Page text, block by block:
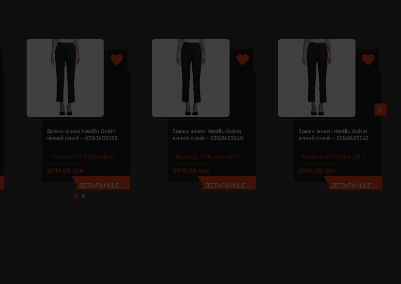
Модель: 03163(NeoBlu)
Брюки жіночі NeoBlu Gabin
нічний синій - 03163603038
2919.08 грн
ДЕТАЛЬНІШЕ...
Модель: 03163(NeoBlu)
Брюки жіночі NeoBlu Gabin
нічний синій - 03163603040
2919.08 грн
ДЕТАЛЬНІШЕ...
Модель: 03163(NeoBlu)
Брюки жіночі NeoBlu Gabin
нічний синій - 03163603042
2919.08 грн
ДЕТАЛЬНІШЕ...